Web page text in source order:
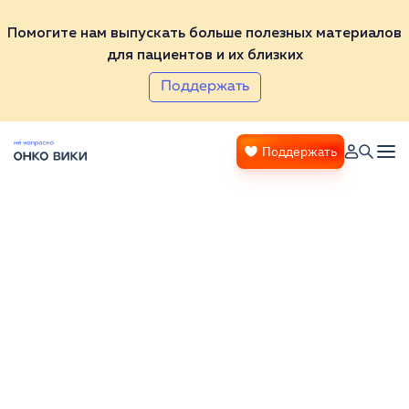
Помогите нам выпускать больше полезных материалов
для пациентов и их близких
Поддержать
Поддержать